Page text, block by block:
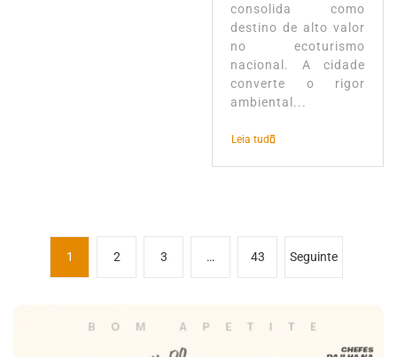
consolida como
destino de alto valor
no ecoturismo
nacional. A cidade
converte o rigor
ambiental...
Leia tudo
1 2 3 … 43 Seguinte